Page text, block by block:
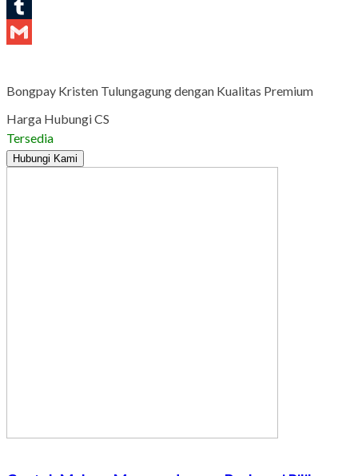
LinkedIn
Tumblr
Bongpay Kristen Tulungagung dengan Kualitas Premium
Harga Hubungi CS
Tersedia
Hubungi Kami